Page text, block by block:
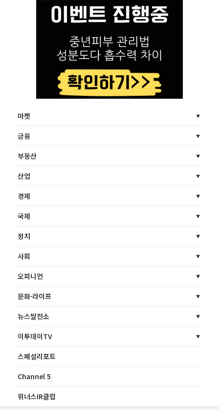
마켓
금융
부동산
산업
경제
국제
정치
사회
오피니언
문화·라이프
뉴스발전소
이투데이TV
스페셜리포트
Channel 5
위너스IR클럽